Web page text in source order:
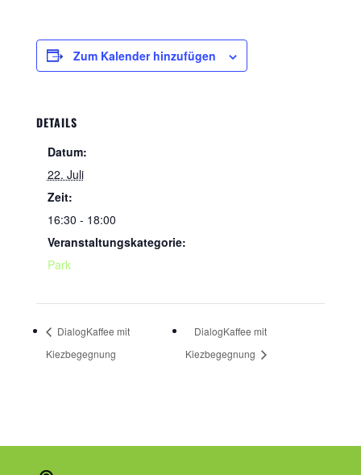
Zum Kalender hinzufügen
DETAILS
Datum:
22. Juli
Zeit:
16:30 - 18:00
Veranstaltungskategorie:
Park
DialogKaffee mit
Kiezbegegnung
DialogKaffee mit
Kiezbegegnung